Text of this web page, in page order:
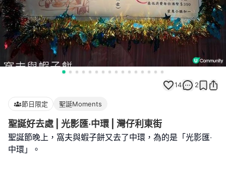
14 2
節日限定 聖誕Moments
聖誕好去處 | 光影匯‧中環 | 灣仔利東街
聖誕節晚上，窩夫與蝦子餅又去了中環，為的是「光影匯‧
中環」。